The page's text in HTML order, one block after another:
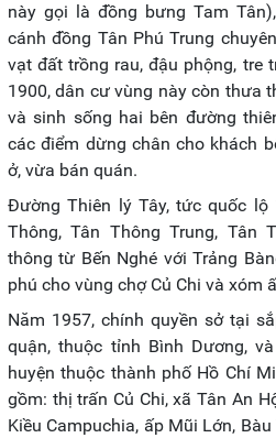
này gọi là đồng bưng Tam
cánh đồng Tân Phú Trung
vạt đất trồng rau, đậu phộng, tre
1900, dân cư vùng này còn thưa
và sinh sống hai bên đường
các điểm dừng chân cho khách
ở, vừa bán quán.
Đường Thiên lý Tây, tức quốc
Thông, Tân Thông Trung, Tân
thông từ Bến Nghé với Trảng
phú cho vùng chợ Củ Chi và xóm
Năm 1957, chính quyền sở tại
quận, thuộc tỉnh Bình Dương,
huyện thuộc thành phố Hồ Chí
gồm: thị trấn Củ Chi, xã Tân An
Kiều Campuchia, ấp Mũi Lớn,